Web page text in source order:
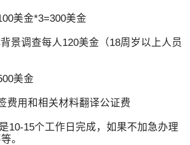
美金*3=300美金
景调查每人120美金（18周岁以上人员
美金
用和相关材料翻译公证费
10-15个工作日完成，如果不加急办理
。